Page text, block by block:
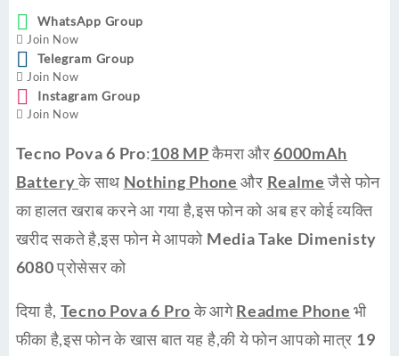
WhatsApp Group
Join Now
Telegram Group
Join Now
Instagram Group
Join Now
Tecno Pova 6 Pro:108 MPकैमरा और6000mAh
Batteryके साथ Nothing Phone और Realmeजैसे फोन
का हालत खराब करने आ गया है,इस फोन को अब हर कोई व्यक्ति
खरीद सकते है,इस फोन मे आपको Media Take Dimenisty
6080प्रोसेसर को
दिया है, Tecno Pova 6 Proके आगेReadme Phone भी
फीका है,इस फोन के खास बात यह है,की ये फोन आपको मात्र 19